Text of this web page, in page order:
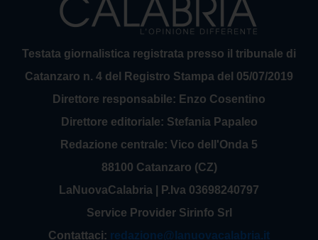
Testata giornalistica registrata presso il tribunale di
Catanzaro n. 4 del Registro Stampa del 05/07/2019
Direttore responsabile: Enzo Cosentino
Direttore editoriale: Stefania Papaleo
Redazione centrale: Vico dell'Onda 5
88100 Catanzaro (CZ)
LaNuovaCalabria | P.Iva 03698240797
Service Provider Sirinfo Srl
Contattaci: redazione@lanuovacalabria.it